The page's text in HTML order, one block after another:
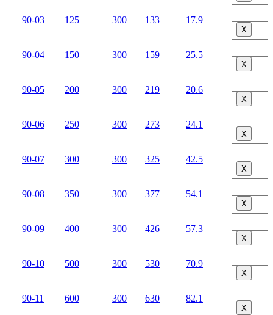
90-03 125 300 133 17.9
Х
90-04 150 300 159 25.5
Х
90-05 200 300 219 20.6
Х
90-06 250 300 273 24.1
Х
90-07 300 300 325 42.5
Х
90-08 350 300 377 54.1
Х
90-09 400 300 426 57.3
Х
90-10 500 300 530 70.9
Х
90-11 600 300 630 82.1
Х